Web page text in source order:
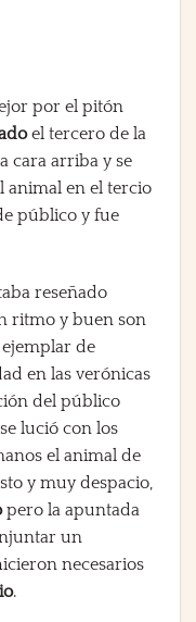
por el pitón
el tercero de la
cara arriba y se
animal en el tercio
público y fue
reseñado
ritmo y buen son
ejemplar de
en las verónicas
del público
lució con los
el animal de
y muy despacio,
pero la apuntada
un
necesarios
.